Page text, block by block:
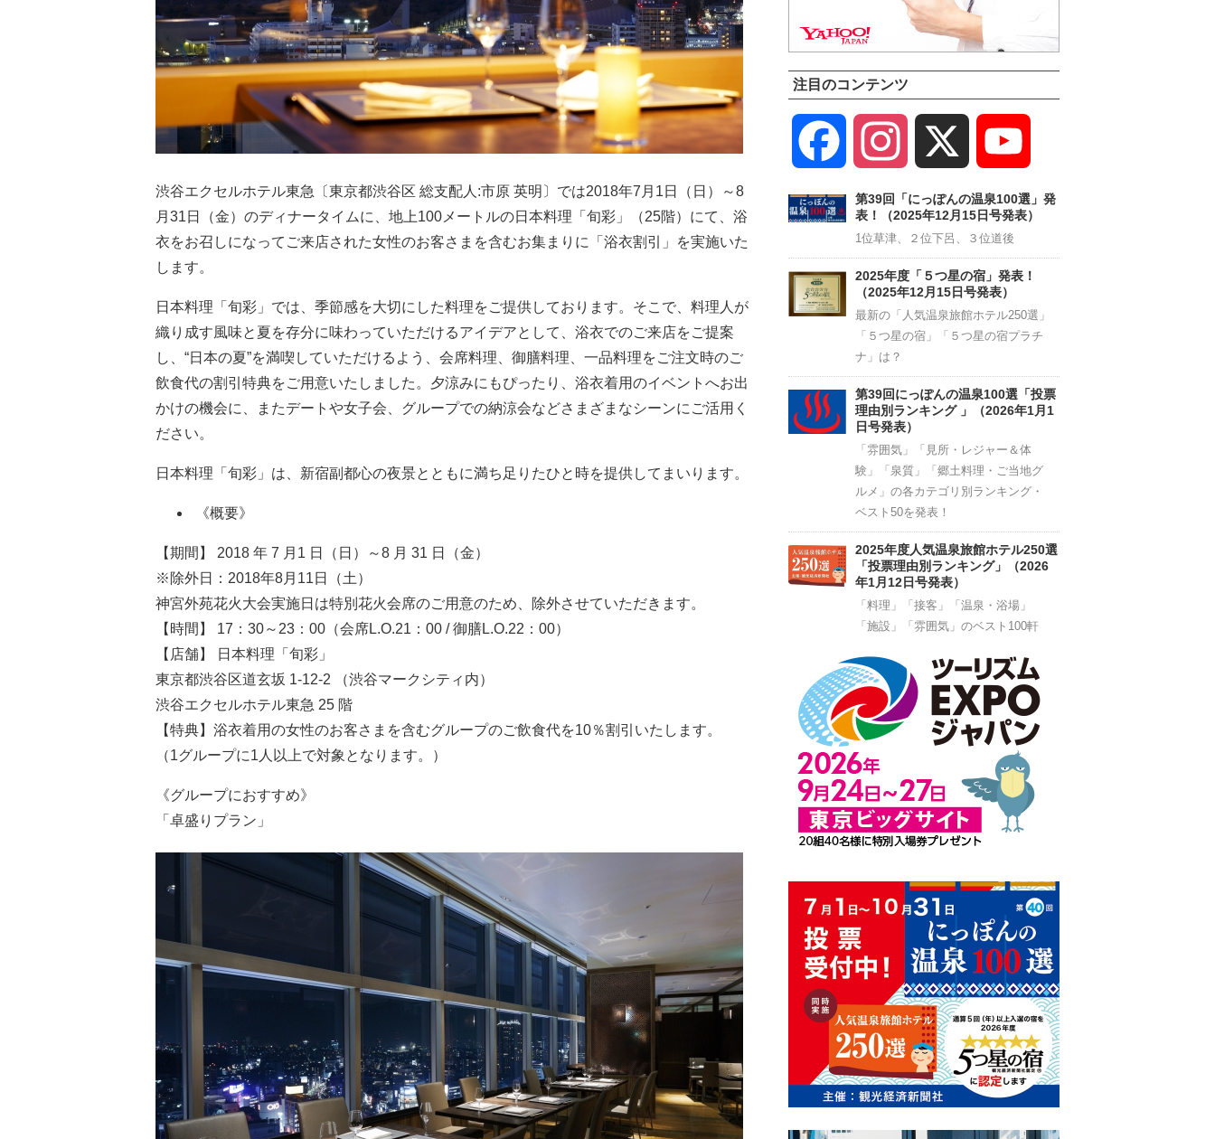
渋谷エクセルホテル東急〔東京都渋谷区 総支配人:市原 英明〕では2018年7月1日（日）～8
月31日（金）のディナータイムに、地上100メートルの日本料理「旬彩」（25階）にて、浴
衣をお召しになってご来店された女性のお客さまを含むお集まりに「浴衣割引」を実施いた
します。
日本料理「旬彩」では、季節感を大切にした料理をご提供しております。そこで、料理人が
織り成す風味と夏を存分に味わっていただけるアイデアとして、浴衣でのご来店をご提案
し、“日本の夏”を満喫していただけるよう、会席料理、御膳料理、一品料理をご注文時のご
飲食代の割引特典をご用意いたしました。夕涼みにもぴったり、浴衣着用のイベントへお出
かけの機会に、またデートや女子会、グループでの納涼会などさまざまなシーンにご活用く
ださい。
日本料理「旬彩」は、新宿副都心の夜景とともに満ち足りたひと時を提供してまいります。
《概要》
【期間】 2018 年 7 月1 日（日）～8 月 31 日（金）
※除外日：2018年8月11日（土）
神宮外苑花火大会実施日は特別花火会席のご用意のため、除外させていただきます。
【時間】 17：30～23：00（会席L.O.21：00 / 御膳L.O.22：00）
【店舗】 日本料理「旬彩」
東京都渋谷区道玄坂 1-12-2 （渋谷マークシティ内）
渋谷エクセルホテル東急 25 階
【特典】浴衣着用の女性のお客さまを含むグループのご飲食代を10％割引いたします。
（1グループに1人以上で対象となります。）
《グループにおすすめ》
「卓盛りプラン」
注目のコンテンツ
Facebook Instagram
Channel
第39回「にっぽんの温泉100選」発
表！（2025年12月15日号発表）
1位草津、２位下呂、３位道後
2025年度「５つ星の宿」発表！
（2025年12月15日号発表）
最新の「人気温泉旅館ホテル250選」
「５つ星の宿」「５つ星の宿プラチ
ナ」は？
第39回にっぽんの温泉100選「投票
理由別ランキング 」（2026年1月1
日号発表）
「雰囲気」「見所・レジャー＆体
験」「泉質」「郷土料理・ご当地グ
ルメ」の各カテゴリ別ランキング・
ベスト50を発表！
2025年度人気温泉旅館ホテル250選
「投票理由別ランキング」（2026
年1月12日号発表）
「料理」「接客」「温泉・浴場」
「施設」「雰囲気」のベスト100軒